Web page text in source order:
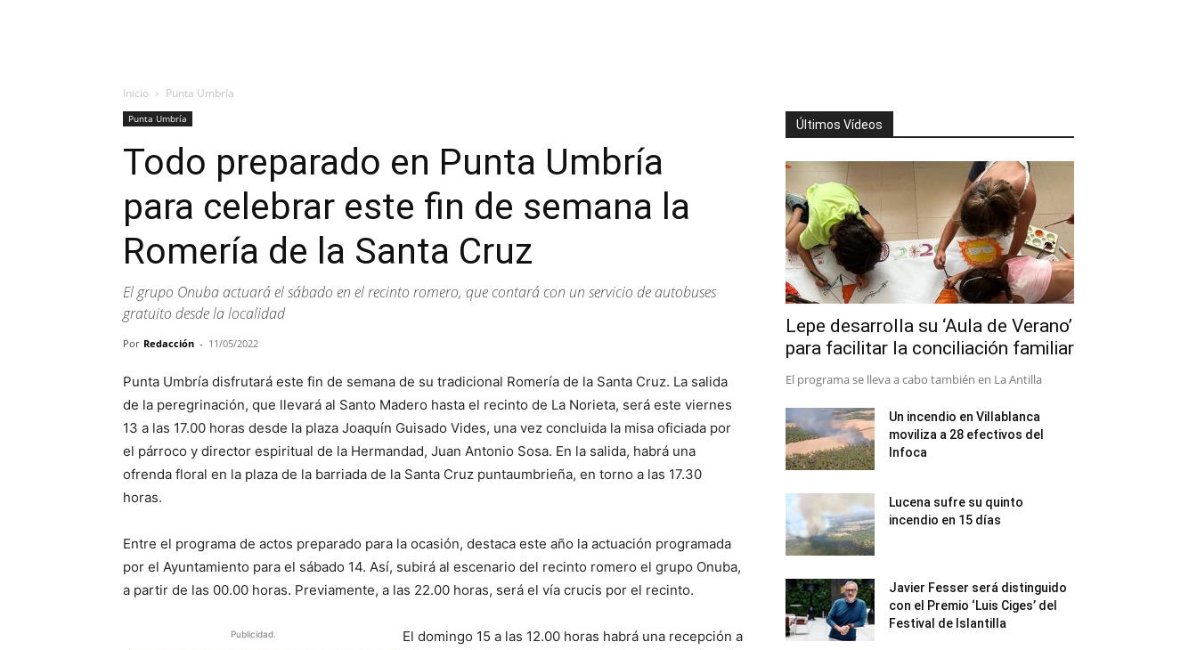
Inicio Punta Umbría
Punta Umbría
Todo preparado en Punta Umbría
para celebrar este fin de semana la
Romería de la Santa Cruz
El grupo Onuba actuará el sábado en el recinto romero, que contará con un servicio de autobuses
gratuito desde la localidad
Por Redacción - 11/05/2022
Punta Umbría disfrutará este fin de semana de su tradicional Romería de la Santa Cruz. La salida
de la peregrinación, que llevará al Santo Madero hasta el recinto de La Norieta, será este viernes
13 a las 17.00 horas desde la plaza Joaquín Guisado Vides, una vez concluida la misa oficiada por
el párroco y director espiritual de la Hermandad, Juan Antonio Sosa. En la salida, habrá una
ofrenda floral en la plaza de la barriada de la Santa Cruz puntaumbrieña, en torno a las 17.30
horas.
Entre el programa de actos preparado para la ocasión, destaca este año la actuación programada
por el Ayuntamiento para el sábado 14. Así, subirá al escenario del recinto romero el grupo Onuba,
a partir de las 00.00 horas. Previamente, a las 22.00 horas, será el vía crucis por el recinto.
Publicidad.
El domingo 15 a las 12.00 horas habrá una recepción a
Últimos Vídeos
Lepe desarrolla su ‘Aula de Verano’
para facilitar la conciliación familiar
El programa se lleva a cabo también en La Antilla
Un incendio en Villablanca
moviliza a 28 efectivos del
Infoca
Lucena sufre su quinto
incendio en 15 días
Javier Fesser será distinguido
con el Premio ‘Luis Ciges’ del
Festival de Islantilla